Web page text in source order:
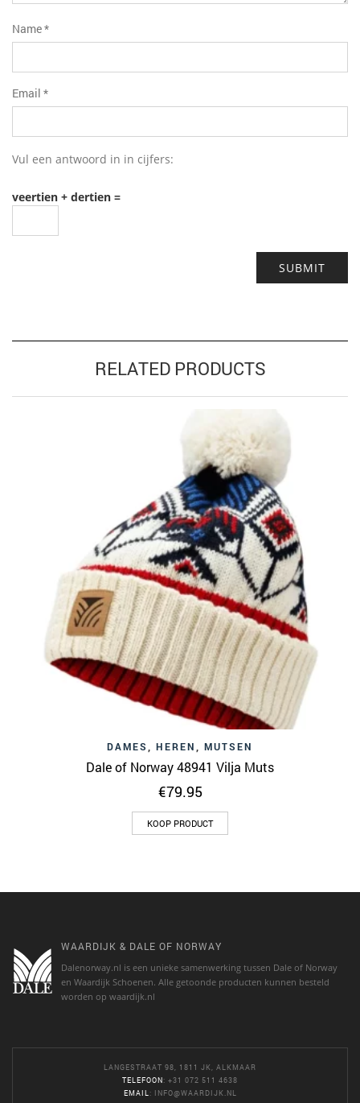
Name*
Email *
Vul een antwoord in in cijfers:
veertien + dertien =
RELATED PRODUCTS
DAMES HEREN MUTSEN
Dale of Norway 48941 Vilja Muts
€79.95
KOOP PRODUCT
WAARDIJK & DALE OF NORWAY
Dalenorway.nl is een unieke samenwerking tussen Dale of Norway
en Waardijk Schoenen. Alle getoonde producten kunnen besteld
worden op waardijk.nl
LANGESTRAAT 98, 1811 JK, ALKMAAR
TELEFOON: +31 072 511 4638
EMAIL : INFO@WAARDIJK.NL